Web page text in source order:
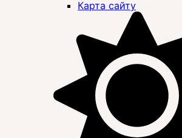
Карта сайту